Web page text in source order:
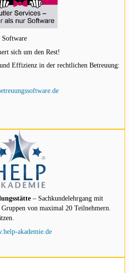
Software
sich um den Rest!
Effizienz in der rechtlichen Betreuung:
– Sachkundelehrgang mit
von maximal 20 Teilnehmern.
akademie.de